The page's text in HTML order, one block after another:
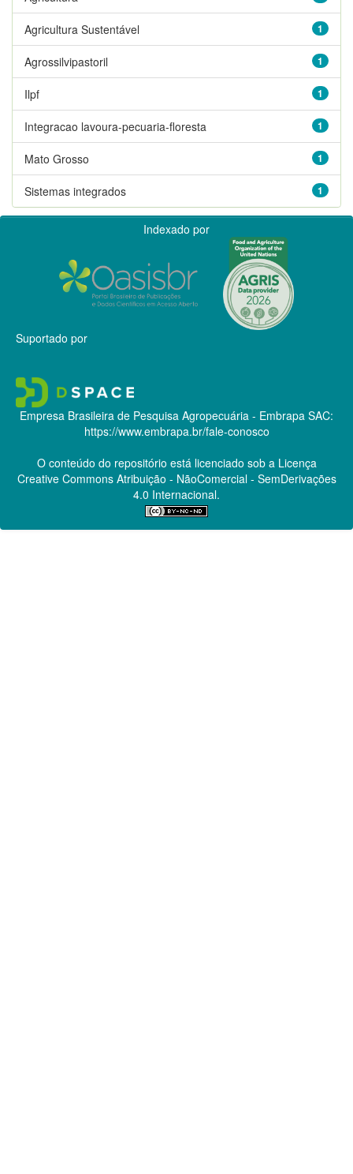
1
Agricultura Sustentável
1
Agrossilvipastoril
1
Ilpf
1
Integracao lavoura-pecuaria-floresta
1
Mato Grosso
1
Sistemas integrados
Indexado por
Suportado por
Empresa Brasileira de Pesquisa Agropecuária - Embrapa SAC:
https://www.embrapa.br/fale-conosco
O conteúdo do repositório está licenciado sob a Licença
Creative CommonsAtribuição - NãoComercial - SemDerivações
4.0 Internacional.